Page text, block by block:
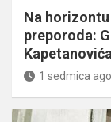
Na
preporoda:
1 sedmica ago